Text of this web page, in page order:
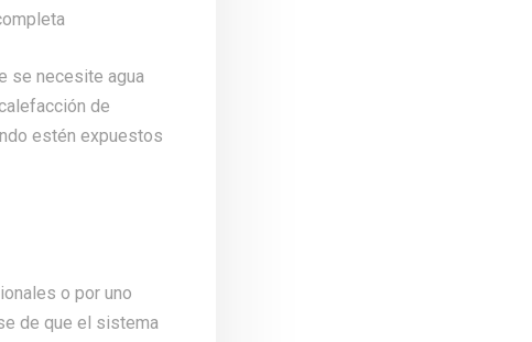
se necesite agua
de
estén expuestos
o por uno
de que el sistema